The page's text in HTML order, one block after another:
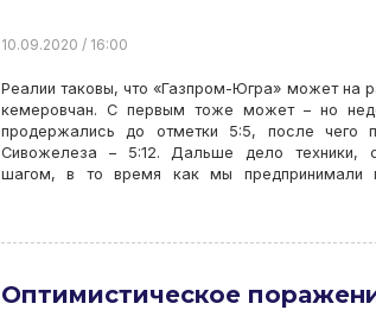
10.09.2020 / 16:00
Реалии таковы, что «Газпром-Югра» может на
кемеровчан. С первым тоже может – но
продержались до отметки 5:5, после чего
Сивожелеза – 5:12. Дальше дело техники,
шагом, в то время как мы предпринимали
Оптимистическое